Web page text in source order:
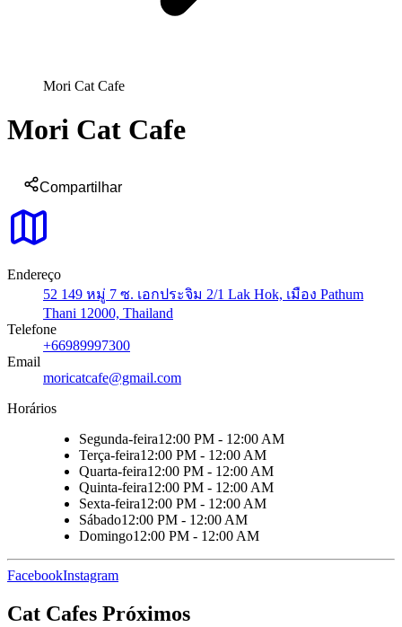
Mori Cat Cafe
Mori Cat Cafe
Compartilhar
Endereço
52 149 หมู่ 7 ซ. เอกประจิม 2/1 Lak Hok, เมือง Pathum
Thani 12000, Thailand
Telefone
+66989997300
Email
moricatcafe@gmail.com
Horários
Segunda-feira12:00 PM - 12:00 AM
Terça-feira12:00 PM - 12:00 AM
Quarta-feira12:00 PM - 12:00 AM
Quinta-feira12:00 PM - 12:00 AM
Sexta-feira12:00 PM - 12:00 AM
Sábado12:00 PM - 12:00 AM
Domingo12:00 PM - 12:00 AM
FacebookInstagram
Cat Cafes Próximos